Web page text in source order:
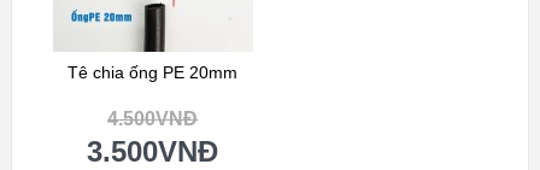
Tê chia ống PE 20mm
4.500VNĐ
3.500VNĐ